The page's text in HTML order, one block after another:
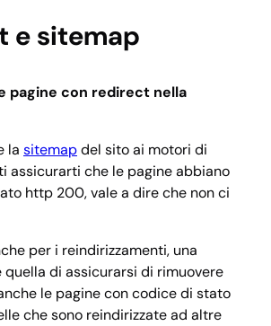
e sitemap
pagine con redirect nella
la sitemapdel sito ai motori di
assicurarti che le pagine abbiano
http 200, vale a dire che non ci
per i reindirizzamenti, una
quella di assicurarsi di rimuovere
le pagine con codice di stato
che sono reindirizzate ad altre